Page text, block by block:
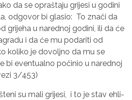
da se opraštaju grijesi u godini
odgovor bi glasio: To znači da
grijeha u narednoj godini, ili da će
i da će mu podariti od
koliko je dovoljno da mu se
bi eventualno počinio u narednoj
3/453)
su mali grijesi, i to je stav ehli-